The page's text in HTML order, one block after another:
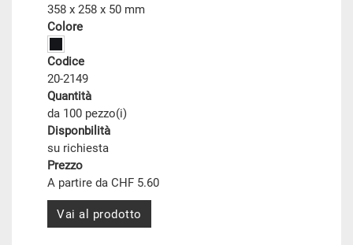
358 x 258 x 50 mm
Colore
Codice
20-2149
Quantità
da 100 pezzo(i)
Disponbilità
su richiesta
Prezzo
A partire da CHF 5.60
Vai al prodotto